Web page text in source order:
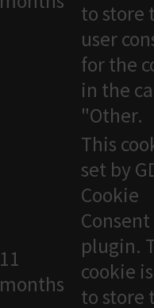
to store
user
for the
in the
"Other.
11
months
This
set by
Cookie
Consent
plugin.
cookie
to store